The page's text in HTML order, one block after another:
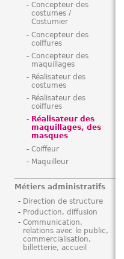
Concepteur des
costumes /
Costumier
Concepteur des
coiffures
Concepteur des
maquillages
Réalisateur des
costumes
Réalisateur des
coiffures
Réalisateur des
maquillages, des
masques
Coiffeur
Maquilleur
Métiers administratifs
Direction de structure
Production, diffusion
Communication,
relations avec le public,
commercialisation,
billetterie, accueil